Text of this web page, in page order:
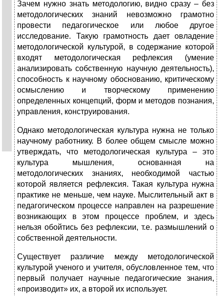
Зачем нужно знать методологию, видно сразу – без
методологических знаний невозможно грамотно
провести педагогическое или любое другое
исследование. Такую грамотность дает овладение
методологической культурой, в содержание которой
входят методологическая рефлексия (умение
анализировать собственную научную деятельность),
способность к научному обоснованию, критическому
осмыслению и творческому применению
определенных концепций, форм и методов познания,
управления, конструирования.
Однако методологическая культура нужна не только
научному работнику. В более общем смысле можно
утверждать, что методологическая культура – это
культура мышления, основанная на
методологических знаниях, необходимой частью
которой является рефлексия. Такая культура нужна
практике не меньше, чем науке. Мыслительный акт в
педагогическом процессе направлен на разрешение
возникающих в этом процессе проблем, и здесь
нельзя обойтись без рефлексии, т.е. размышлений о
собственной деятельности.
Существует различие между методологической
культурой ученого и учителя, обусловленное тем, что
первый получает научные педагогические знания,
«производит» их, а второй их использует.